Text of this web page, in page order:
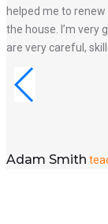
helped me to
the house. I’m very
are very careful,
Adam Smith